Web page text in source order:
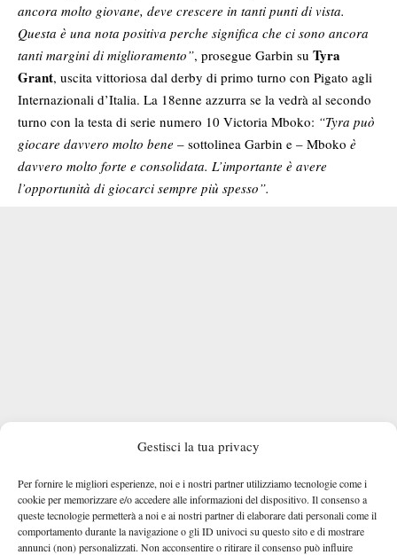
Gestisci la tua privacy
Per fornire le migliori esperienze, noi e i nostri partner utilizziamo tecnologie come i
cookie per memorizzare e/o accedere alle informazioni del dispositivo. Il consenso a
queste tecnologie permetterà a noi e ai nostri partner di elaborare dati personali come il
comportamento durante la navigazione o gli ID univoci su questo sito e di mostrare
annunci (non) personalizzati. Non acconsentire o ritirare il consenso può influire
ancora molto giovane, deve crescere in tanti punti di vista.
Questa è una nota positiva perche significa che ci sono ancora
tanti margini di miglioramento”, prosegue Garbin su Tyra
Grant, uscita vittoriosa dal derby di primo turno con Pigato agli
Internazionali d’Italia. La 18enne azzurra se la vedrà al secondo
turno con la testa di serie numero 10 Victoria Mboko: “Tyra può
giocare davvero molto bene – sottolinea Garbin e – Mboko è
davvero molto forte e consolidata. L’importante è avere
l’opportunità di giocarci sempre più spesso”.